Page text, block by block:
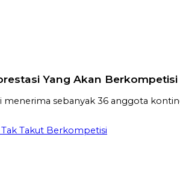
Yang Akan Berkompetisi
menerima sebanyak 36 anggota
Takut Berkompetisi